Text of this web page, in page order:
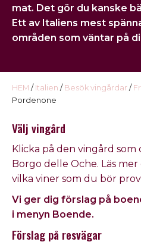
USA
Kontakt
mat. Det gör du kanske
Ett av Italiens mest
områden som väntar på
HEM / Italien / Besök vingårdar /
Pordenone
Välj vingård
Klicka på den vingård som
Borgo delle Oche. Läs
vilka viner som du bör
Vi ger dig förslag på
i menyn Boende.
Förslag på resvägar